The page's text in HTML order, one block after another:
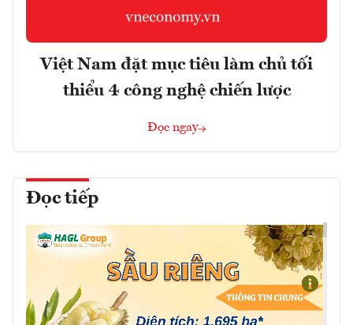
Việt Nam đặt mục tiêu làm chủ tối
thiểu 4 công nghệ chiến lược
Đọc ngay
Đọc tiếp